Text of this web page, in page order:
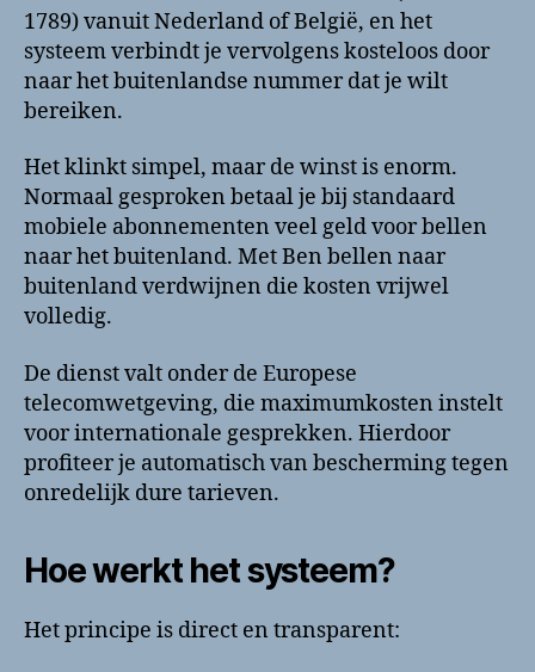
1789) vanuit Nederland of België, en het
systeem verbindt je vervolgens kosteloos door
naar het buitenlandse nummer dat je wilt
bereiken.
Het klinkt simpel, maar de winst is enorm.
Normaal gesproken betaal je bij standaard
mobiele abonnementen veel geld voor bellen
naar het buitenland. Met Ben bellen naar
buitenland verdwijnen die kosten vrijwel
volledig.
De dienst valt onder de Europese
telecomwetgeving, die maximumkosten instelt
voor internationale gesprekken. Hierdoor
profiteer je automatisch van bescherming tegen
onredelijk dure tarieven.
Hoe werkt het systeem?
Het principe is direct en transparent: